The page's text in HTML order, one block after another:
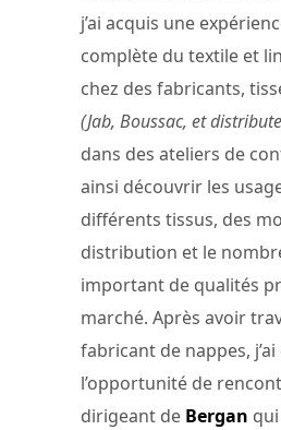
j’ai acquis une
complète du textile et
chez des fabricants,
(Jab, Boussac, et
dans des ateliers de
ainsi découvrir les
différents tissus, des
distribution et le
important de qualités
marché. Après avoir
fabricant de nappes, j’ai
l’opportunité de
dirigeant de Bergan